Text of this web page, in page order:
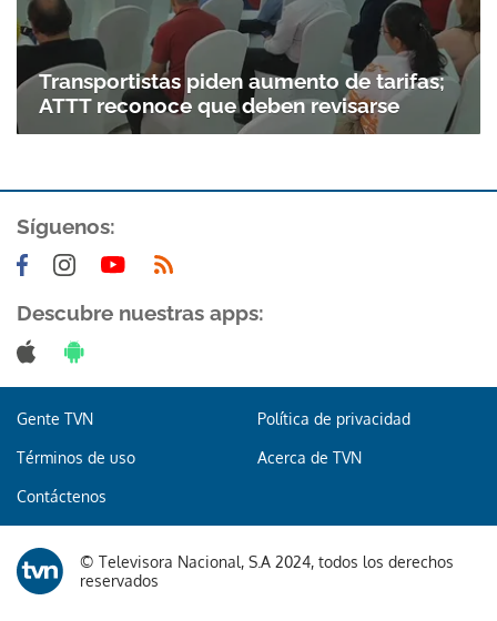
Gracias por suscribirte a nuestro boletín.
Transportistas piden aumento de tarifas;
ATTT reconoce que deben revisarse
Síguenos:
Descubre nuestras apps:
Gente TVN Política de privacidad
Términos de uso Acerca de TVN
Contáctenos
© Televisora Nacional, S.A 2024, todos los derechos
reservados